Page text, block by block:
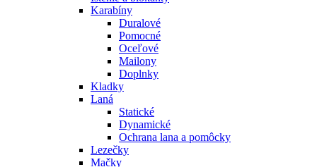
Karabíny
Duralové
Pomocné
Oceľové
Mailony
Doplnky
Kladky
Laná
Statické
Dynamické
Ochrana lana a pomôcky
Lezečky
Mačky